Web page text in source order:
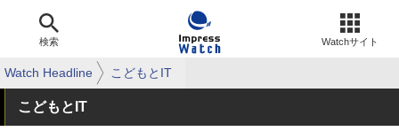
検索 Watchサイト
Watch Headline こどもとIT
こどもとIT